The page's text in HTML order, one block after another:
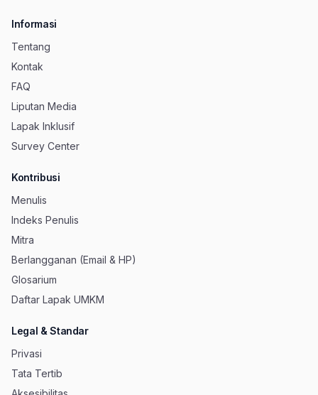
Informasi
Tentang
Kontak
FAQ
Liputan Media
Lapak Inklusif
Survey Center
Kontribusi
Menulis
Indeks Penulis
Mitra
Berlangganan (Email & HP)
Glosarium
Daftar Lapak UMKM
Legal & Standar
Privasi
Tata Tertib